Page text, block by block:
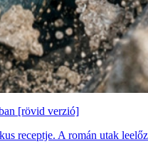
[rövid verzió]
receptje. A román utak